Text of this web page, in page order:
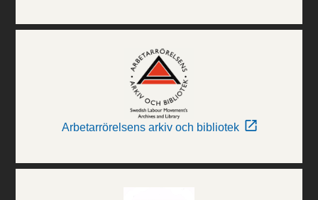
Arbetarrörelsens arkiv och bibliotek